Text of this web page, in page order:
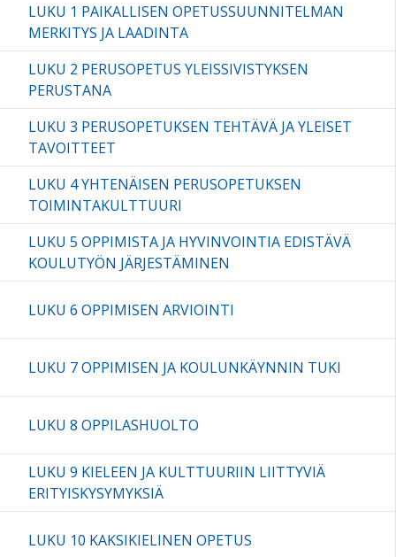
LUKU 1 PAIKALLISEN OPETUSSUUNNITELMAN
MERKITYS JA LAADINTA
LUKU 2 PERUSOPETUS YLEISSIVISTYKSEN
PERUSTANA
LUKU 3 PERUSOPETUKSEN TEHTÄVÄ JA YLEISET
TAVOITTEET
LUKU 4 YHTENÄISEN PERUSOPETUKSEN
TOIMINTAKULTTUURI
LUKU 5 OPPIMISTA JA HYVINVOINTIA EDISTÄVÄ
KOULUTYÖN JÄRJESTÄMINEN
LUKU 6 OPPIMISEN ARVIOINTI
LUKU 7 OPPIMISEN JA KOULUNKÄYNNIN TUKI
LUKU 8 OPPILASHUOLTO
LUKU 9 KIELEEN JA KULTTUURIIN LIITTYVIÄ
ERITYISKYSYMYKSIÄ
LUKU 10 KAKSIKIELINEN OPETUS